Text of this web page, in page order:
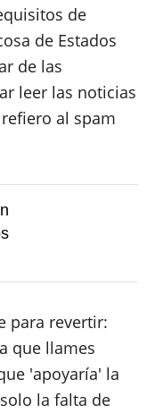
de
de Estados
de las
leer las noticias
al spam
para revertir:
que llames
'apoyaría' la
la falta de